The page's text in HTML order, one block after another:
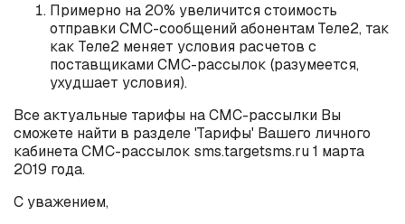
Примерно на 20% увеличится стоимость
отправки СМС-сообщений абонентам Теле2, так
как Теле2 меняет условия расчетов с
поставщиками СМС-рассылок (разумеется,
ухудшает условия).
Все актуальные тарифы на СМС-рассылки Вы
сможете найти в разделе 'Тарифы' Вашего личного
кабинета СМС-рассылок sms.targetsms.ru 1 марта
2019 года.
С уважением,